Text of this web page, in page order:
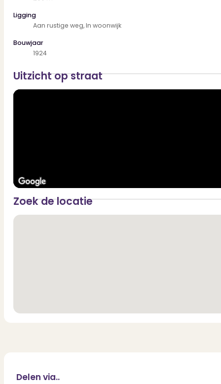
Ligging
Aan rustige weg, In woonwijk
Bouwjaar
1924
Uitzicht op straat
Zoek de locatie
Delen via..